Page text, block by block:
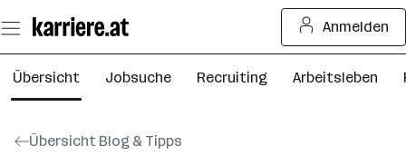
Seiteninhalt
springen
Anmelden
Übersicht Jobsuche Recruiting Arbeitsleben
Übersicht Blog & Tipps